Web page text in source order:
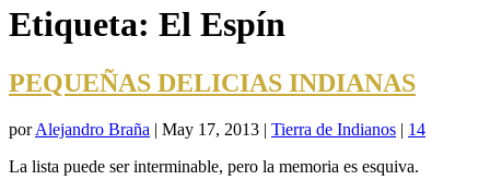
Etiqueta: El Espín
PEQUEÑAS DELICIAS INDIANAS
porAlejandro Braña | May 17, 2013 | Tierra de Indianos | 14
La lista puede ser interminable, pero la memoria es esquiva.